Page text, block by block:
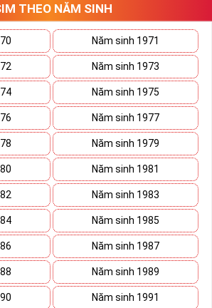
THEO NĂM SINH
Năm sinh 1971
Năm sinh 1973
Năm sinh 1975
Năm sinh 1977
Năm sinh 1979
Năm sinh 1981
Năm sinh 1983
Năm sinh 1985
Năm sinh 1987
Năm sinh 1989
Năm sinh 1991